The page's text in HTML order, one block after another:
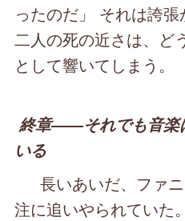
ったのだ」 それは誇張
二人の死の近さは、ど
として響いてしまう。
終章――それでも音楽
いる
長いあいだ、ファニ
注に追いやられていた